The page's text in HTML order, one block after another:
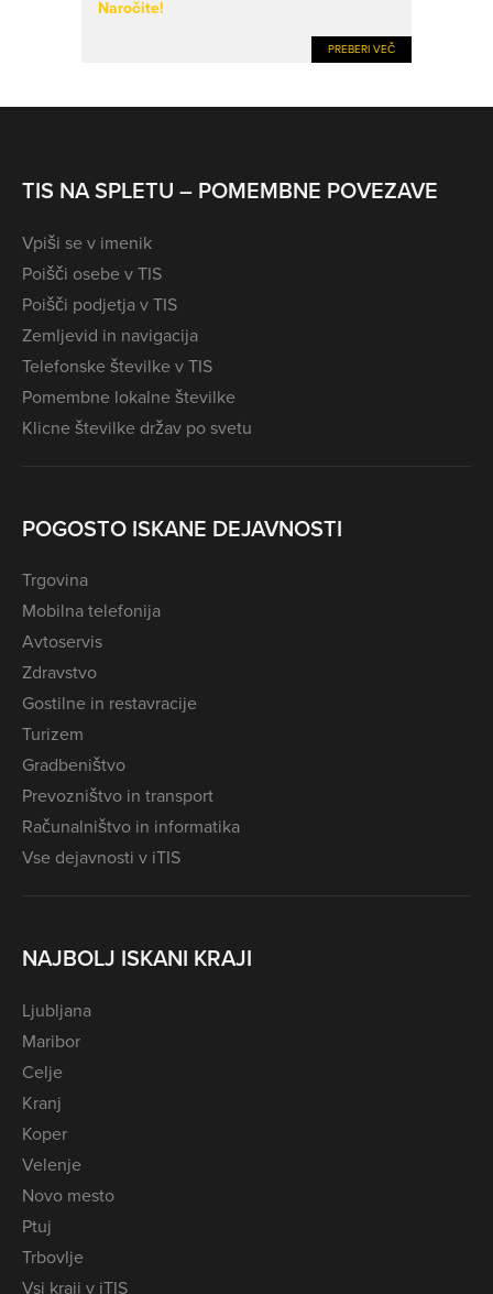
Naročite!
PREBERI VEČ
TIS NA SPLETU – POMEMBNE POVEZAVE
Vpiši se v imenik
Poišči osebe v TIS
Poišči podjetja v TIS
Zemljevid in navigacija
Telefonske številke v TIS
Pomembne lokalne številke
Klicne številke držav po svetu
POGOSTO ISKANE DEJAVNOSTI
Trgovina
Mobilna telefonija
Avtoservis
Zdravstvo
Gostilne in restavracije
Turizem
Gradbeništvo
Prevozništvo in transport
Računalništvo in informatika
Vse dejavnosti v iTIS
NAJBOLJ ISKANI KRAJI
Ljubljana
Maribor
Celje
Kranj
Koper
Velenje
Novo mesto
Ptuj
Trbovlje
Vsi kraji v iTIS